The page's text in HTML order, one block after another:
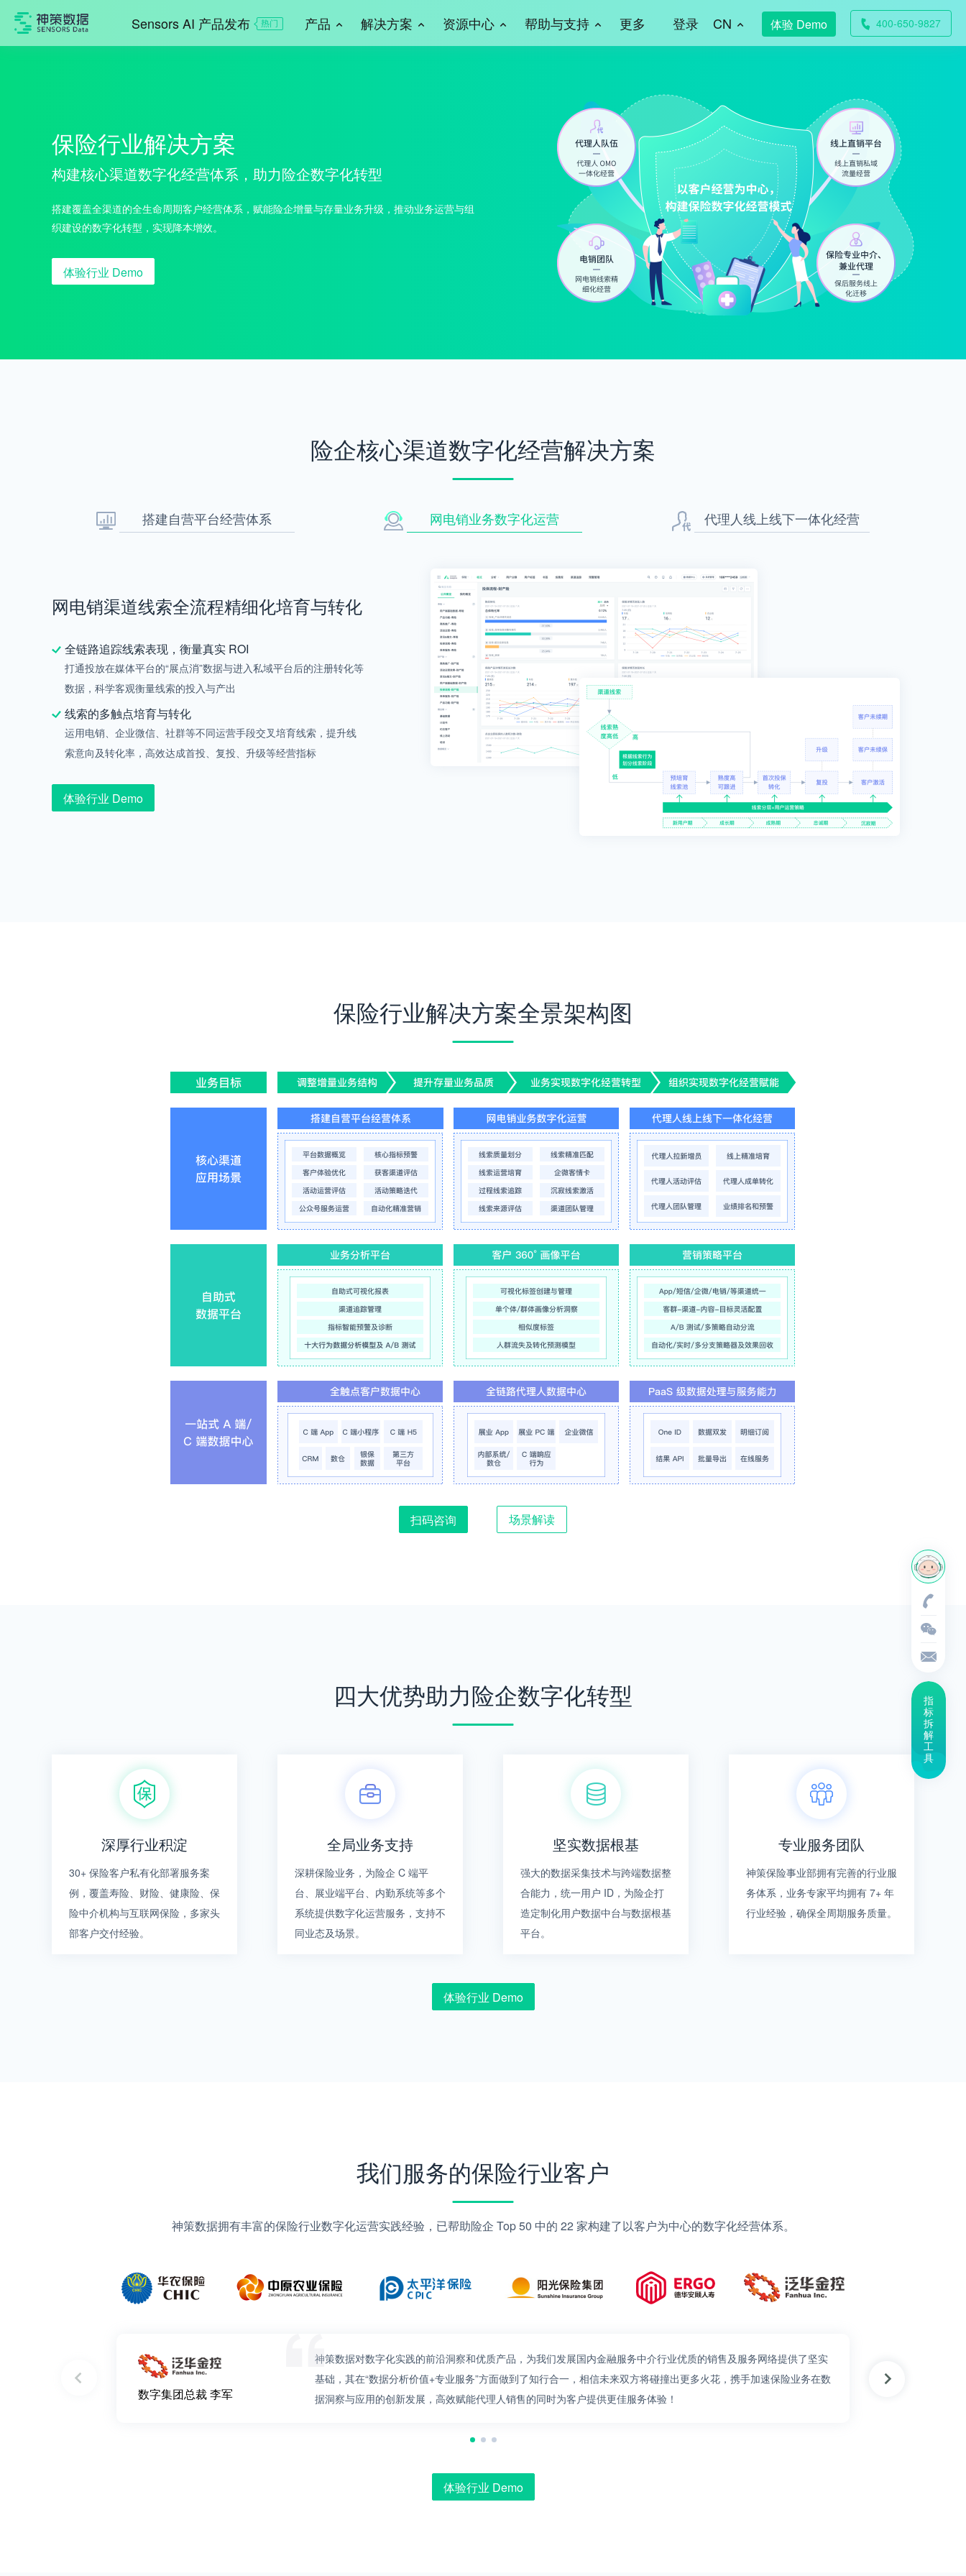
Sensors AI 产品发布 产品 解决方案 资源中心 帮助与支持 更多 登录 CN 体验 Demo 400-650-9827
保险行业解决方案
构建核心渠道数字化经营体系，助力险企数字化转型
搭建覆盖全渠道的全生命周期客户经营体系，赋能险企增量与存量业务升级，推动业务运营与组
织建设的数字化转型，实现降本增效。
体验行业 Demo
险企核心渠道数字化经营解决方案
搭建自营平台经营体系 网电销业务数字化运营 代理人线上线下一体化经营
网电销渠道线索全流程精细化培育与转化
全链路追踪线索表现，衡量真实 ROI
打通投放在媒体平台的“展点消”数据与进入私域平台后的注册转化等
数据，科学客观衡量线索的投入与产出
线索的多触点培育与转化
运用电销、企业微信、社群等不同运营手段交叉培育线索，提升线
索意向及转化率，高效达成首投、复投、升级等经营指标
体验行业 Demo
保险行业解决方案全景架构图
扫码咨询 场景解读
四大优势助力险企数字化转型
深厚行业积淀
30+ 保险客户私有化部署服务案
例，覆盖寿险、财险、健康险、保
险中介机构与互联网保险，多家头
部客户交付经验。
全局业务支持
深耕保险业务，为险企 C 端平
台、展业端平台、内勤系统等多个
系统提供数字化运营服务，支持不
同业态及场景。
坚实数据根基
强大的数据采集技术与跨端数据整
合能力，统一用户 ID，为险企打
造定制化用户数据中台与数据根基
平台。
专业服务团队
神策保险事业部拥有完善的行业服
务体系，业务专家平均拥有 7+ 年
行业经验，确保全周期服务质量。
体验行业 Demo
我们服务的保险行业客户
神策数据拥有丰富的保险行业数字化运营实践经验，已帮助险企 Top 50 中的 22 家构建了以客户为中心的数字化经营体系。
数字集团总裁 李军
神策数据对数字化实践的前沿洞察和优质产品，为我们发展国内金融服务中介行业优质的销售及服务网络提供了坚实
基础，其在“数据分析价值+专业服务”方面做到了知行合一，相信未来双方将碰撞出更多火花，携手加速保险业务在数
据洞察与应用的创新发展，高效赋能代理人销售的同时为客户提供更佳服务体验！
体验行业 Demo
指
标
拆
解
工
具